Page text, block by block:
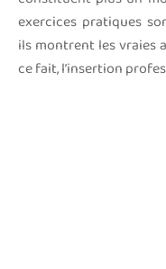
exercices pratiques
ils montrent les vraies
ce fait, l’insertion